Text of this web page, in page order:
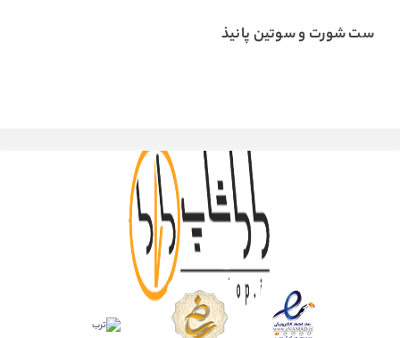
ست شورت و سوتین پانیذ